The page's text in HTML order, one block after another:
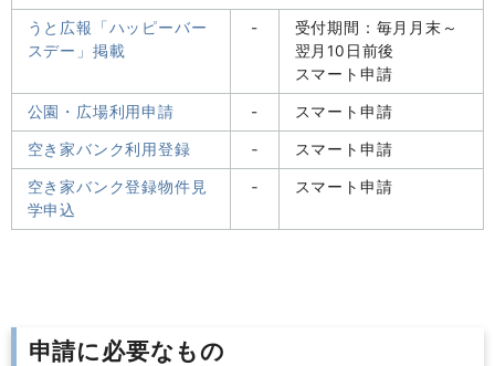
うと広報「ハッピーバー
スデー」掲載
-
受付期間：毎月月末～
翌月10日前後
スマート申請
公園・広場利用申請 - スマート申請
空き家バンク利用登録 ‐ スマート申請
空き家バンク登録物件見
学申込
‐ スマート申請
申請に必要なもの